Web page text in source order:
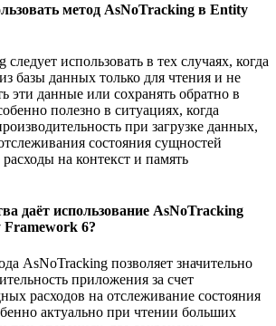
метод AsNoTracking в Entity
использовать в тех случаях, когда
базы данных только для чтения и не
эти данные или сохранять обратно в
полезно в ситуациях, когда
при загрузке данных,
состояния сущностей
на контекст и память
даёт использование AsNoTracking
Framework 6?
AsNoTracking позволяет значительно
приложения за счет
расходов на отслеживание состояния
актуально при чтении больших